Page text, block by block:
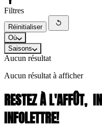
Filtres
Réinitialiser
Où
Saisons
Aucun résultat
Aucun résultat à afficher
RESTEZ À L'AFFÛT,
INFOLETTRE!